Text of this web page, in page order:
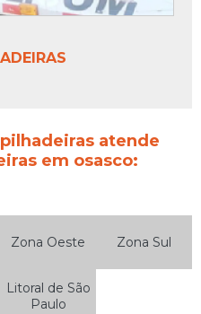
atende
em osasco:
Zona Oeste Zona Sul
Litoral de São
Paulo